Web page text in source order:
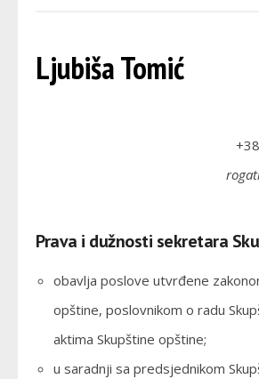
Ljubiša Tomić
Prava i dužnosti sekretara
obavlja poslove utvrđene
opštine, poslovnikom o radu
aktima Skupštine opštine;
u saradnji sa predsjednikom